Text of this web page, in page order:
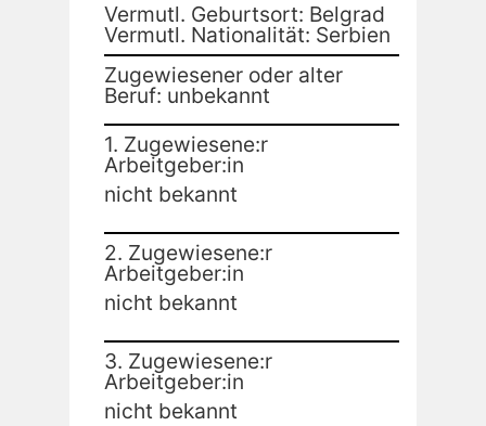
Vermutl. Geburtsort: Belgrad
Vermutl. Nationalität: Serbien
Zugewiesener oder alter
Beruf: unbekannt
1. Zugewiesene:r
Arbeitgeber:in
nicht bekannt
2. Zugewiesene:r
Arbeitgeber:in
nicht bekannt
3. Zugewiesene:r
Arbeitgeber:in
nicht bekannt